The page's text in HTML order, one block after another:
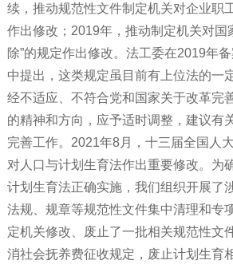
续，推动规范性文件制定机关对企业职
作出修改；2019年，推动制定机关对国
除”的规定作出修改。法工委在2019年
中提出，这类规定虽目前有上位法的一
经不适应、不符合党和国家关于改革完
的精神和方向，应予适时调整，建议有
完善工作。2021年8月，十三届全国人
对人口与计划生育法作出重要修改。为
计划生育法正确实施，我们组织开展了
法规、规章等规范性文件集中清理和专
定机关修改、废止了一批相关规范性文
消社会抚养费征收规定，废止计划生育